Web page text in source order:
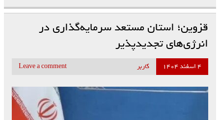
قزوین؛ استان مستعد سرمایه‌گذاری در
انرژی‌های تجدیدپذیر
۴ اسفند ۱۴۰۴ کاربر Leave a comment